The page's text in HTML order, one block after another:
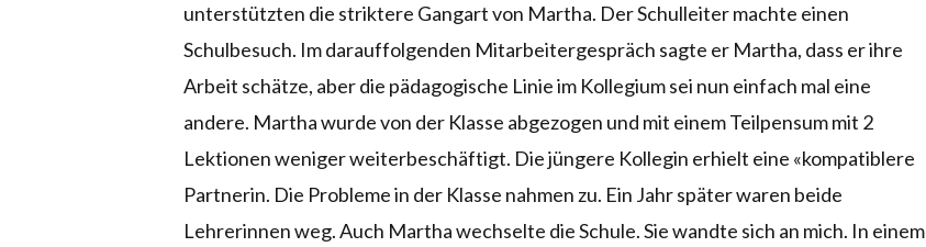
unterstützten die striktere Gangart von Martha. Der Schulleiter machte einen
Schulbesuch. Im darauffolgenden Mitarbeitergespräch sagte er Martha, dass er ihre
Arbeit schätze, aber die pädagogische Linie im Kollegium sei nun einfach mal eine
andere. Martha wurde von der Klasse abgezogen und mit einem Teilpensum mit 2
Lektionen weniger weiterbeschäftigt. Die jüngere Kollegin erhielt eine «kompatiblere
Partnerin. Die Probleme in der Klasse nahmen zu. Ein Jahr später waren beide
Lehrerinnen weg. Auch Martha wechselte die Schule. Sie wandte sich an mich. In einem